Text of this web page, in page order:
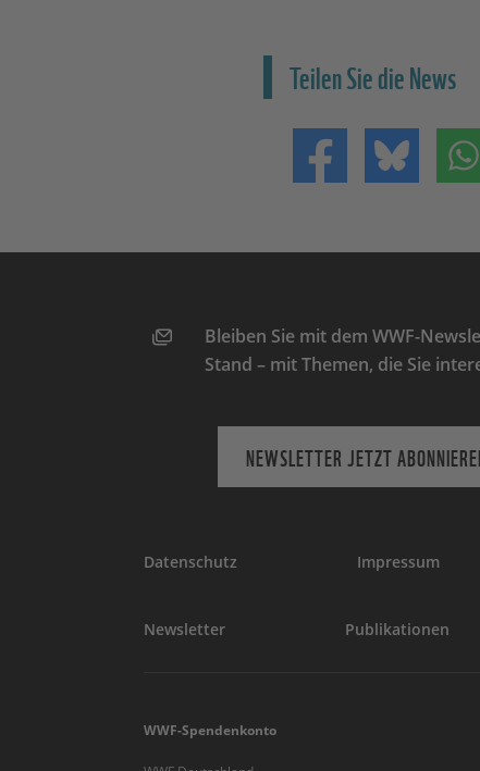
Teilen Sie die News
Teilen auf
Bleiben Sie mit dem WWF-
Stand – mit Themen, die Sie
NEWSLETTER JETZT
Datenschutz Impressum
Newsletter Publikationen
WWF-Spendenkonto